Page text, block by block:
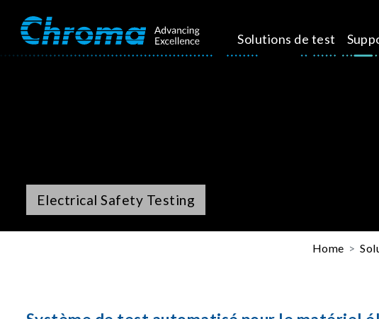
Solutions de test
Electrical Safety Testing
Home